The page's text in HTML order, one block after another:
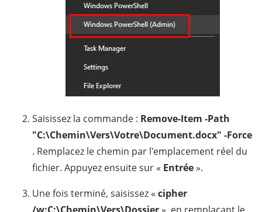
Saisissez la commande : Remove-Item -Path
"C:\Chemin\Vers\Votre\Document.docx" -Force
. Remplacez le chemin par l'emplacement réel du
fichier. Appuyez ensuite sur « Entrée».
Une fois terminé, saisissez « cipher